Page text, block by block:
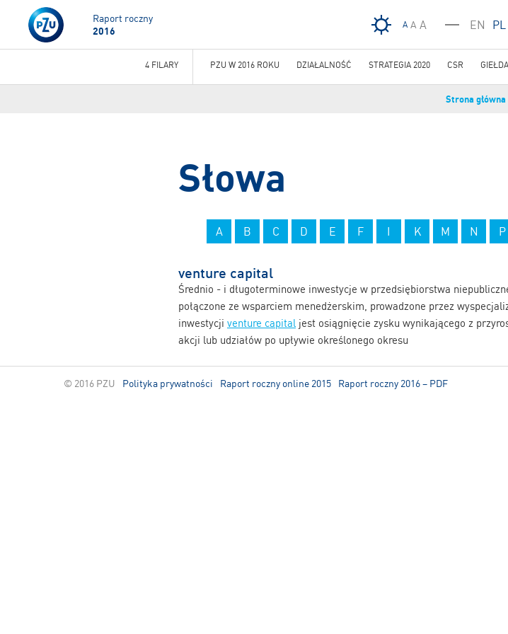
A A A EN PL
Raport roczny
2016
Strona główna
Słowa
A B C D E F I K M N P
venture capital
Średnio - i długoterminowe inwestycje w przedsiębiorstwa
połączone ze wsparciem menedżerskim, prowadzone przez
inwestycji venture capital jest osiągnięcie zysku wynikającego z
akcji lub udziałów po upływie określonego okresu
4 FILARY PZU W 2016 ROKU DZIAŁALNOŚĆ STRATEGIA 2020 CSR
© 2016 PZU Polityka prywatności Raport roczny online 2015 Raport roczny 2016 – PDF